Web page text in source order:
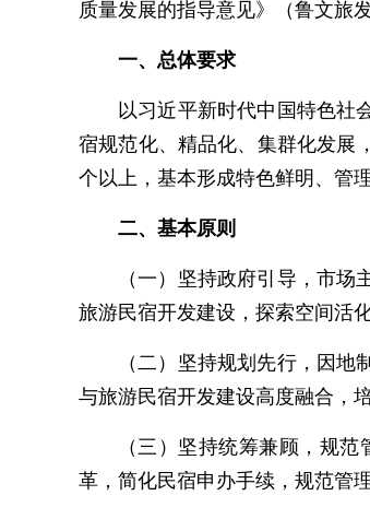
质量发展的指导意见》（鲁文旅
一、总体要求
以习近平新时代中国特色社
宿规范化、精品化、集群化发展
个以上，基本形成特色鲜明、管
二、基本原则
（一）坚持政府引导，市
旅游民宿开发建设，探索空间活
（二）坚持规划先行，因
与旅游民宿开发建设高度融合，
（三）坚持统筹兼顾，规
革，简化民宿申办手续，规范管